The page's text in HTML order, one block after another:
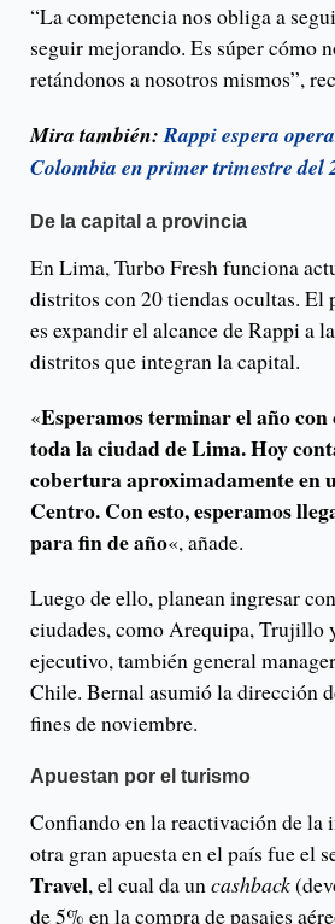
“La competencia nos obliga a
seguir mejorando. Es súper cómo
retándonos a nosotros mismos”,
Mira también:Rappi espera
Colombia en primer trimestre del
De la capital a provincia
En Lima, Turbo Fresh funciona
distritos con 20 tiendas ocultas. El
es expandir el alcance de Rappi a
distritos que integran la capital.
«Esperamos terminar el año
toda la ciudad de Lima. Hoy
cobertura aproximadamente en
Centro. Con esto, esperamos
para fin de año«, añade.
Luego de ello, planean ingresar
ciudades, como Arequipa, Trujillo
ejecutivo, también general
Chile. Bernal asumió la dirección
fines de noviembre.
Apuestan por el turismo
Confiando en la reactivación de la
otra gran apuesta en el país fue el
Travel, el cual da uncashback
de 5% en la compra de pasajes